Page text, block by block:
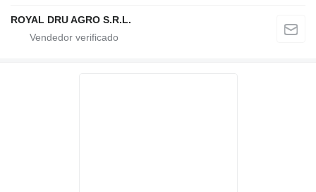
ROYAL DRU AGRO S.R.L.